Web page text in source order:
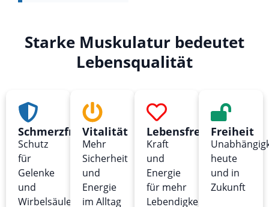
Starke Muskulatur bedeutet
Lebensqualität
Schmerzfreiheit
Schutz
für
Gelenke
und
Wirbelsäule
Vitalität
Mehr
Sicherheit
und
Energie
im Alltag
Lebensfreude
Kraft
und
Energie
für mehr
Lebendigkeit
Freiheit
heute
und in
Zukunft